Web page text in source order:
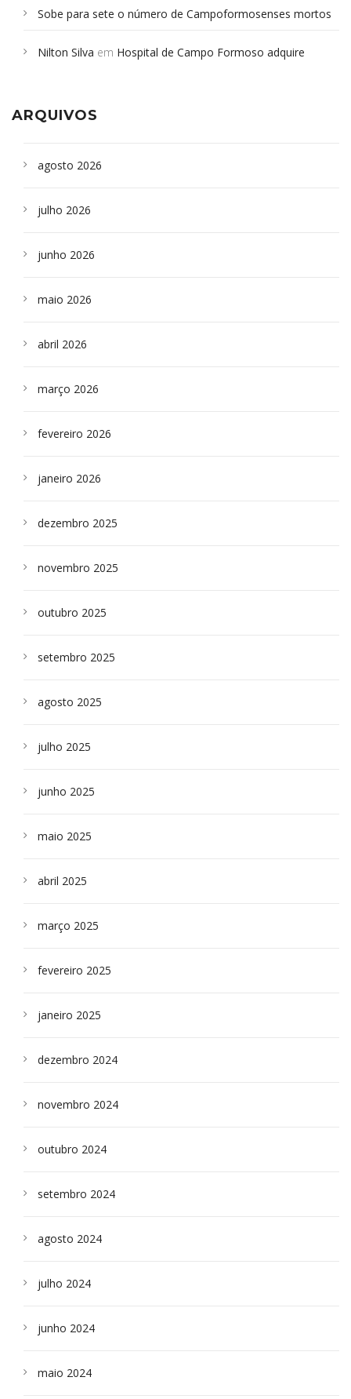
Sobe para sete o número de Campoformosenses mortos
Campoformosenses que morreram em desabamentos são
Nilton Silva em Hospital de Campo Formoso adquire
ARQUIVOS
agosto 2026
julho 2026
junho 2026
maio 2026
abril 2026
março 2026
fevereiro 2026
janeiro 2026
dezembro 2025
novembro 2025
outubro 2025
setembro 2025
agosto 2025
julho 2025
junho 2025
maio 2025
abril 2025
março 2025
fevereiro 2025
janeiro 2025
dezembro 2024
novembro 2024
outubro 2024
setembro 2024
agosto 2024
julho 2024
junho 2024
maio 2024